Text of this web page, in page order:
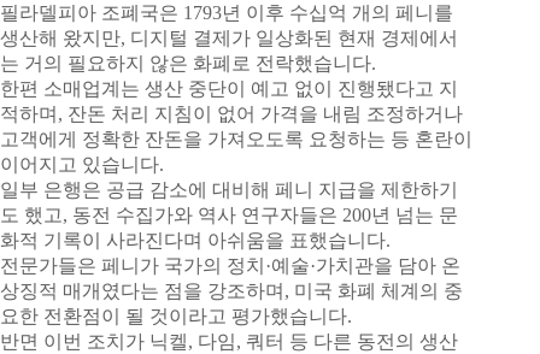
필라델피아 조폐국은 1793년 이후 수십억 개의 페니를
생산해 왔지만, 디지털 결제가 일상화된 현재 경제에서
는 거의 필요하지 않은 화폐로 전락했습니다.
한편 소매업계는 생산 중단이 예고 없이 진행됐다고 지
적하며, 잔돈 처리 지침이 없어 가격을 내림 조정하거나
고객에게 정확한 잔돈을 가져오도록 요청하는 등 혼란이
이어지고 있습니다.
일부 은행은 공급 감소에 대비해 페니 지급을 제한하기
도 했고, 동전 수집가와 역사 연구자들은 200년 넘는 문
화적 기록이 사라진다며 아쉬움을 표했습니다.
전문가들은 페니가 국가의 정치·예술·가치관을 담아 온
상징적 매개였다는 점을 강조하며, 미국 화폐 체계의 중
요한 전환점이 될 것이라고 평가했습니다.
반면 이번 조치가 닉켈, 다임, 쿼터 등 다른 동전의 생산